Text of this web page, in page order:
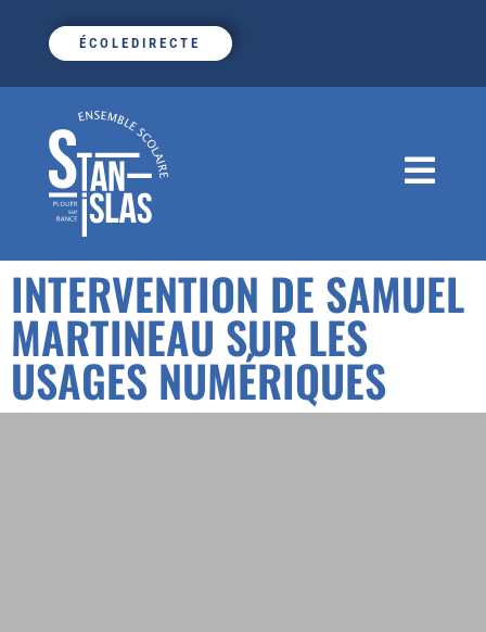
ÉCOLEDIRECTE
INTERVENTION DE SAMUEL
MARTINEAU SUR LES
USAGES NUMÉRIQUES